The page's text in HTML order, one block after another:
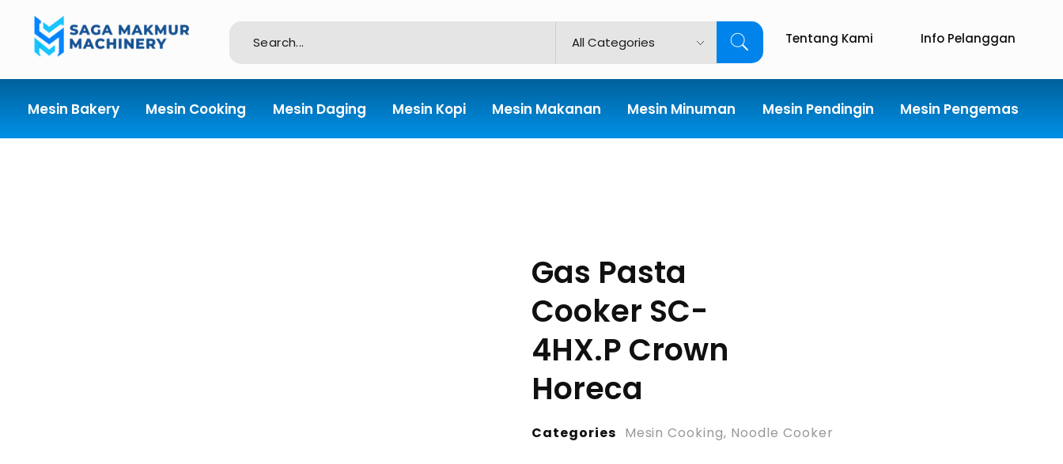
Tentang Kami Info Pelanggan
Mesin Bakery Mesin Cooking Mesin Daging Mesin Kopi Mesin Makanan Mesin Minuman Mesin Pendingin Mesin Pengemas
Gas Pasta
Cooker SC-
4HX.P Crown
Horeca
Categories Mesin Cooking, Noodle Cooker